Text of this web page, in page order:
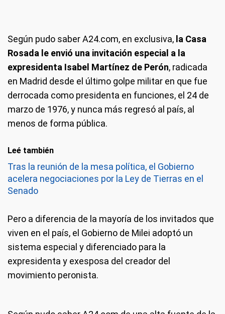
Según pudo saber A24.com, en exclusiva, la Casa
Rosada le envió una invitación especial a la
expresidenta Isabel Martínez de Perón, radicada
en Madrid desde el último golpe militar en que fue
derrocada como presidenta en funciones, el 24 de
marzo de 1976, y nunca más regresó al país, al
menos de forma pública.
Leé también
Tras la reunión de la mesa política, el Gobierno
acelera negociaciones por la Ley de Tierras en el
Senado
Pero a diferencia de la mayoría de los invitados que
viven en el país, el Gobierno de Milei adoptó un
sistema especial y diferenciado para la
expresidenta y exesposa del creador del
movimiento peronista.